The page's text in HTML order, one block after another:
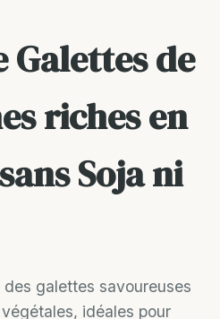
Galettes de
riches en
Soja ni
galettes savoureuses
idéales pour